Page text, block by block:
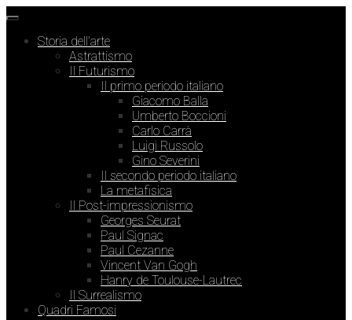
Storia dell’arte
Astrattismo
Il Futurismo
Il primo periodo italiano
Giacomo Balla
Umberto Boccioni
Carlo Carrà
Luigi Russolo
Gino Severini
Il secondo periodo italiano
La metafisica
Il Post-impressionismo
Georges Seurat
Paul Signac
Paul Cezanne
Vincent Van Gogh
Hanry de Toulouse-Lautrec
Il Surrealismo
Quadri Famosi